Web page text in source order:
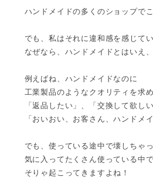
ハンドメイドの多くのショップで
でも、私はそれに違和感を感じてい
なぜなら、ハンドメイドとはいえ
例えばね、ハンドメイドなのに
工業製品のようなクオリティを求
「返品したい」、「交換して欲し
「おいおい、お客さん、ハンドメ
でも、使っている途中で壊しちゃ
気に入ってたくさん使っている中
そりゃ起こってきますよね！